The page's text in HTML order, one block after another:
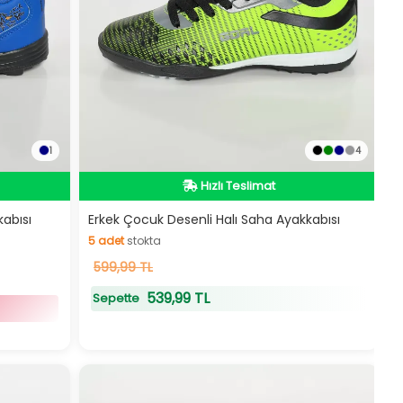
1 4
Hızlı Teslimat
Hızlı Teslimat
Erkek Çocuk Desenli Halı Saha Ayakkabısı
5adetstokta
5adetstokta
599,99 TL
Sepette539,99 TL